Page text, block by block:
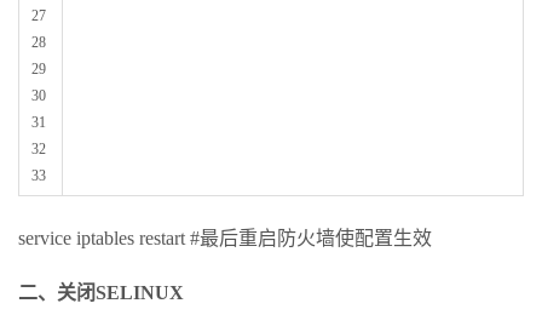
27
28
29
30
31
32
33
service iptables restart #最后重启防火墙使配置生效
二、关闭SELINUX